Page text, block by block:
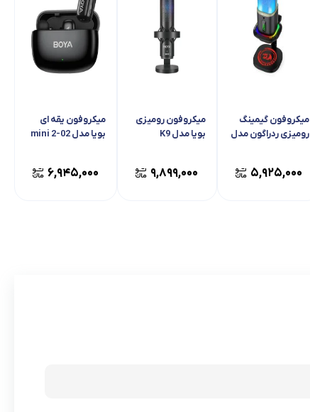
میکروفون گیمینگ
رومیزی ردراگون مدل
۵,۹۲۵,۰۰۰
میکروفون رومیزی
بویا مدل K9
۹,۸۹۹,۰۰۰
میکروفون یقه ای
بویا مدل mini 2-02
۶,۹۴۵,۰۰۰